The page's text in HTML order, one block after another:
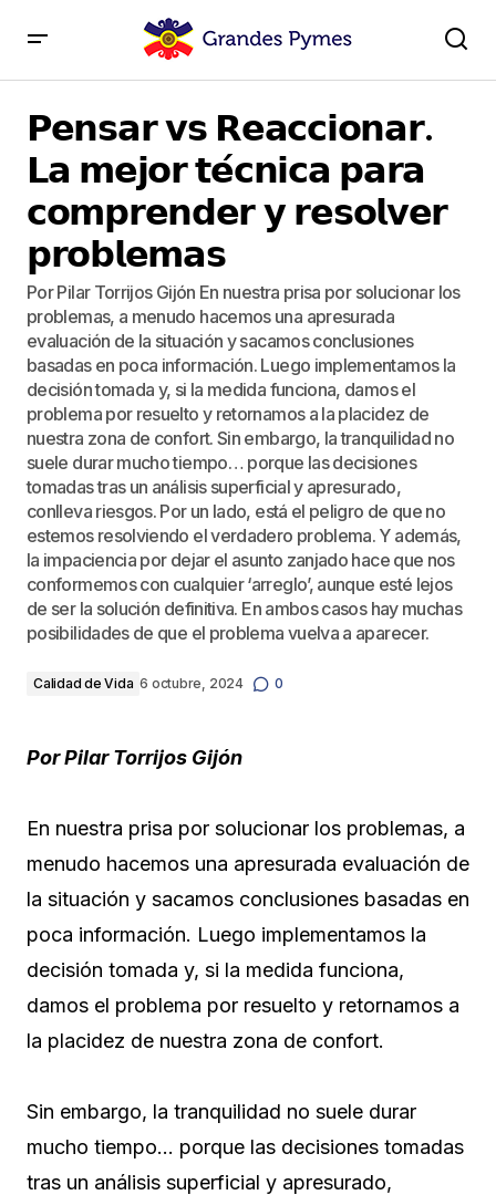
𝗰𝗼𝗺𝗽𝗿𝗲𝗻𝗱𝗲𝗿 𝘆 𝗿𝗲𝘀𝗼𝗹𝘃𝗲𝗿 𝗽𝗿𝗼𝗯𝗹𝗲𝗺𝗮𝘀
𝗣𝗲𝗻𝘀𝗮𝗿 𝘃𝘀 𝗥𝗲𝗮𝗰𝗰𝗶𝗼𝗻𝗮𝗿.
𝗟𝗮 𝗺𝗲𝗷𝗼𝗿 𝘁𝗲́𝗰𝗻𝗶𝗰𝗮 𝗽𝗮𝗿𝗮
𝗰𝗼𝗺𝗽𝗿𝗲𝗻𝗱𝗲𝗿 𝘆 𝗿𝗲𝘀𝗼𝗹𝘃𝗲𝗿
𝗽𝗿𝗼𝗯𝗹𝗲𝗺𝗮𝘀
Por Pilar Torrijos Gijón En nuestra prisa por solucionar los
problemas, a menudo hacemos una apresurada
evaluación de la situación y sacamos conclusiones
basadas en poca información. Luego implementamos la
decisión tomada y, si la medida funciona, damos el
problema por resuelto y retornamos a la placidez de
nuestra zona de confort. Sin embargo, la tranquilidad no
suele durar mucho tiempo… porque las decisiones
tomadas tras un análisis superficial y apresurado,
conlleva riesgos. Por un lado, está el peligro de que no
estemos resolviendo el verdadero problema. Y además,
la impaciencia por dejar el asunto zanjado hace que nos
conformemos con cualquier ‘arreglo’, aunque esté lejos
de ser la solución definitiva. En ambos casos hay muchas
posibilidades de que el problema vuelva a aparecer.
Calidad de Vida 6 octubre, 2024 0
Por Pilar Torrijos Gijón
En nuestra prisa por solucionar los problemas, a
menudo hacemos una apresurada evaluación de
la situación y sacamos conclusiones basadas en
poca información. Luego implementamos la
decisión tomada y, si la medida funciona,
damos el problema por resuelto y retornamos a
la placidez de nuestra zona de confort.
Sin embargo, la tranquilidad no suele durar
mucho tiempo… porque las decisiones tomadas
tras un análisis superficial y apresurado,